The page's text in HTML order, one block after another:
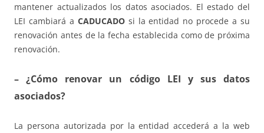
mantener actualizados los datos asociados. El estado del
LEI cambiará a CADUCADOsi la entidad no procede a su
renovación antes de la fecha establecida como de próxima
renovación.
– ¿Cómo renovar un código LEI y sus datos
asociados?
La persona autorizada por la entidad accederá a la web